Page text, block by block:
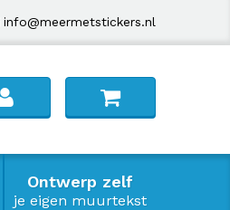
info@meermetstickers.nl
Ontwerp zelf
je eigen muurtekst